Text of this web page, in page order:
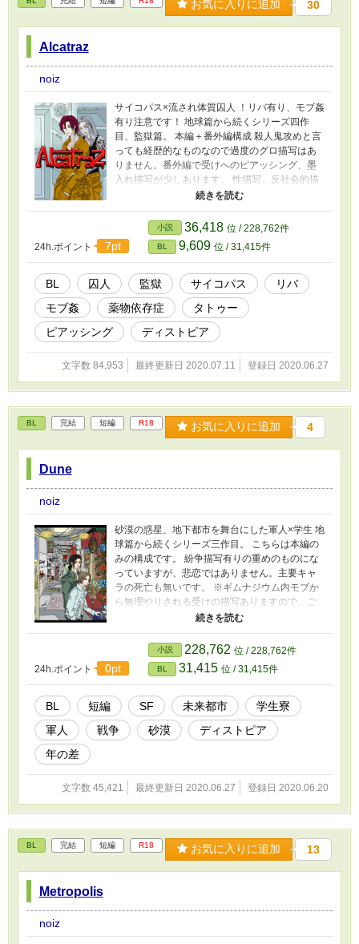
お気に入りに追加 30
Alcatraz
noiz
サイコパス×流され体質囚人 ！リバ有り、モブ姦
有り注意です！ 地球篇から続くシリーズ四作
目、監獄篇。 本編＋番外編構成 殺人鬼攻めと言
っても経歴的なものなので過度のグロ描写はあ
りません。番外編で受けへのピアッシング、墨
入れ描写が少しあります。 性描写、反社会的描
写が強めですがこれを推奨するものではありま
たらまた書くかもしれませんが、読んで下さっ
た方、お時間いただいて有難うございました。
お気に入りご登録くださった方、救われる想い
です。ありがとうございます。心より。
24h.ポイント 7pt
小説 36,418 位 / 228,762件
BL 9,609 位 / 31,415件
BL 囚人 監獄 サイコパス
リバ
モブ姦
薬物依存症
タトゥー
ピアッシング
ディストピア
文字数 84,953 最終更新日 2020.07.11 登録日 2020.06.27
BL 完結 短編 R18 お気に入りに追加 4
Dune
noiz
砂漠の惑星、地下都市を舞台にした軍人×学生 地
球篇から続くシリーズ三作目。 こちらは本編の
みの構成です。 紛争描写有りの重めのものにな
っていますが、悲恋ではありません。主要キャ
ラの死亡も無いです。 ※ギムナジウム内モブか
ら無理やりされる受けの描写ありますので、ご
注意ください。 6/27 完結しました。 読んで下さ
た。 お気に入りご登録くださった方、救われる
想いです。ありがとうございます。心より。
24h.ポイント
0pt
小説 228,762 位 / 228,762件
BL 31,415 位 / 31,415件
BL 短編 SF 未来都市
学生寮
軍人
戦争 砂漠
ディストピア
年の差
文字数 45,421 最終更新日 2020.06.27 登録日 2020.06.20
BL 完結 短編 R18 お気に入りに追加 13
Metropolis
noiz